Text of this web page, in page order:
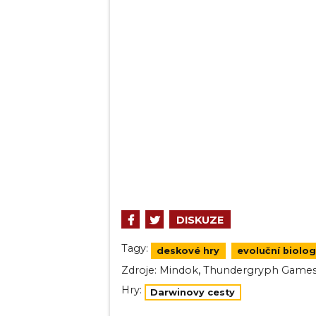
DISKUZE
Tagy: deskové hry evoluční
Zdroje: Mindok, Thundergryph
Hry:
Darwinovy cesty